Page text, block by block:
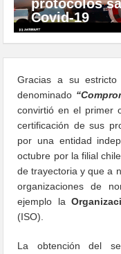
protocolos
Covid-19
Gracias a su estricto
denominado
convirtió en el primer
certificación de sus
por una entidad
octubre por la filial
de trayectoria y que a
organizaciones de
ejemplo la
(ISO).
La obtención del